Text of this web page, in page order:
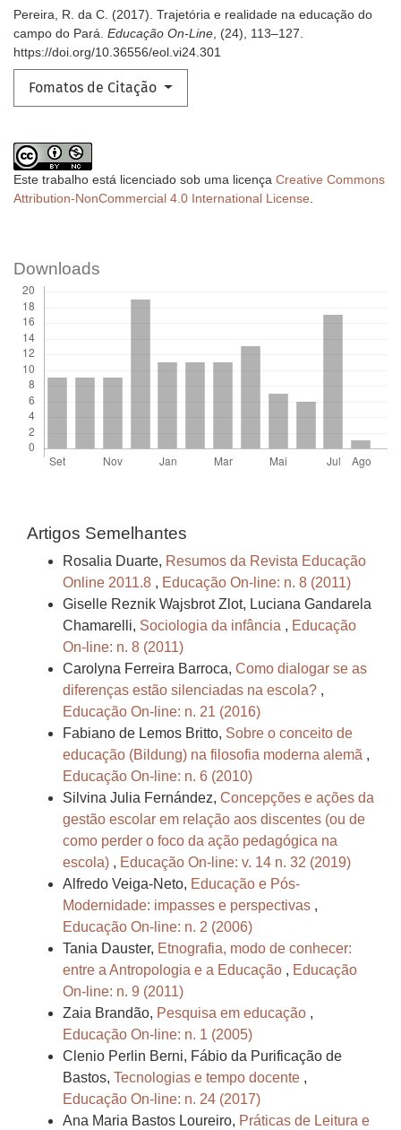
Pereira, R. da C. (2017). Trajetória e realidade na educação do
campo do Pará. Educação On-Line, (24), 113–127.
https://doi.org/10.36556/eol.vi24.301
Fomatos de Citação
Este trabalho está licenciado sob uma licença Creative Commons
Attribution-NonCommercial 4.0 International License.
Downloads
Artigos Semelhantes
Rosalia Duarte, Resumos da Revista Educação
Online 2011.8 , Educação On-line: n. 8 (2011)
Giselle Reznik Wajsbrot Zlot, Luciana Gandarela
Chamarelli, Sociologia da infância , Educação
On-line: n. 8 (2011)
Carolyna Ferreira Barroca, Como dialogar se as
diferenças estão silenciadas na escola? ,
Educação On-line: n. 21 (2016)
Fabiano de Lemos Britto, Sobre o conceito de
educação (Bildung) na filosofia moderna alemã ,
Educação On-line: n. 6 (2010)
Silvina Julia Fernández, Concepções e ações da
gestão escolar em relação aos discentes (ou de
como perder o foco da ação pedagógica na
escola) , Educação On-line: v. 14 n. 32 (2019)
Alfredo Veiga-Neto, Educação e Pós-
Modernidade: impasses e perspectivas ,
Educação On-line: n. 2 (2006)
Tania Dauster, Etnografia, modo de conhecer:
entre a Antropologia e a Educação , Educação
On-line: n. 9 (2011)
Zaia Brandão, Pesquisa em educação ,
Educação On-line: n. 1 (2005)
Clenio Perlin Berni, Fábio da Purificação de
Bastos, Tecnologias e tempo docente ,
Educação On-line: n. 24 (2017)
Ana Maria Bastos Loureiro, Práticas de Leitura e